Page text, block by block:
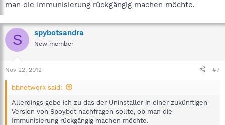
man die Immunisierung rückgängig machen möchte.
S spybotsandra
New member
Nov 22, 2012 #7
bbnetwork said:
Allerdings gebe ich zu das der Uninstaller in einer zukünftigen
Version von Spoybot nachfragen sollte, ob man die
Immunisierung rückgängig machen möchte.